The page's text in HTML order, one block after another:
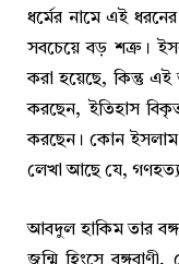
ধর্মের নামে এই
সবচেয়ে বড় শত্রু।
করা হয়েছে, কিন্তু এই
করছেন, ইতিহাস
করছেন। কোন ইসলাম
লেখা আছে যে,
আবদুল হাকিম তার